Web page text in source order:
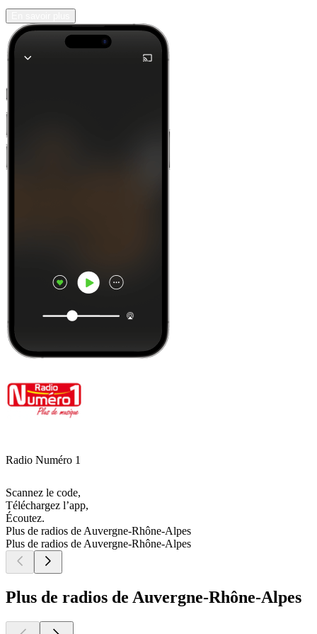
Radio Numéro 1
Scannez le code,
Téléchargez l’app,
Écoutez.
Plus de radios de Auvergne-Rhône-Alpes
Plus de radios de Auvergne-Rhône-Alpes
Plus de radios de Auvergne-Rhône-Alpes